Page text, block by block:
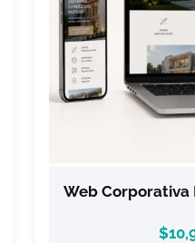
Web Corporativa
$